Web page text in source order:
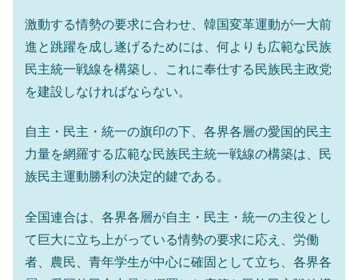
激動する情勢の要求に合わせ、韓国変革運動が一大前
進と跳躍を成し遂げるためには、何よりも広範な民族
民主統一戦線を構築し、これに奉仕する民族民主政党
を建設しなければならない。
自主・民主・統一の旗印の下、各界各層の愛国的民主
力量を網羅する広範な民族民主統一戦線の構築は、民
族民主運動勝利の決定的鍵である。
全国連合は、各界各層が自主・民主・統一の主役とし
て巨大に立ち上がっている情勢の要求に応え、労働
者、農民、青年学生が中心に確固として立ち、各界各